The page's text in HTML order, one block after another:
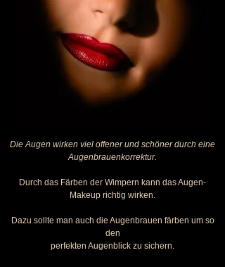
Die Augen wirken viel offener und schöner durch eine
Augenbrauenkorrektur.
Durch das Färben der Wimpern kann das Augen-
Makeup richtig wirken.
Dazu sollte man auch die Augenbrauen färben um so
den
perfekten Augenblick zu sichern.